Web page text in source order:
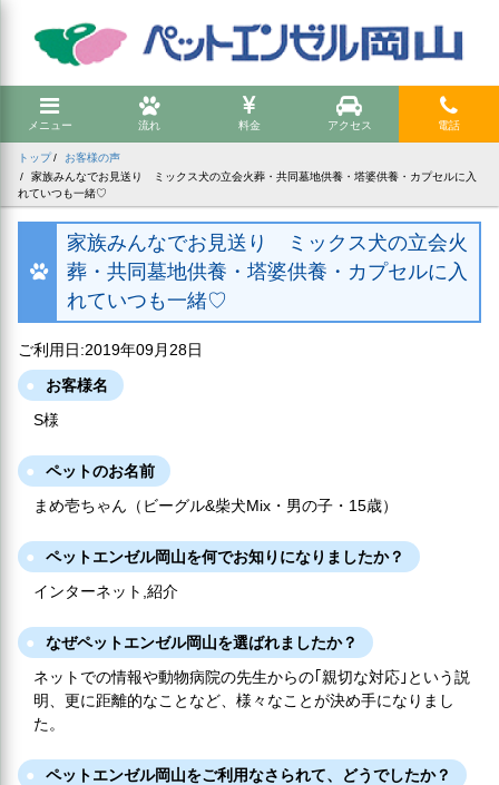
メニュー 流れ 料金 アクセス 電話
トップ
お客様の声
家族みんなでお見送り ミックス犬の立会火葬・共同墓地供養・塔婆供養・カプセルに入
れていつも一緒♡
家族みんなでお見送り ミックス犬の立会火
葬・共同墓地供養・塔婆供養・カプセルに入
れていつも一緒♡
ご利用日:2019年09月28日
お客様名
S様
ペットのお名前
まめ壱ちゃん（ビーグル&柴犬Mix・男の子・15歳）
ペットエンゼル岡山を何でお知りになりましたか？
インターネット,紹介
なぜペットエンゼル岡山を選ばれましたか？
ネットでの情報や動物病院の先生からの｢親切な対応｣という説
明、更に距離的なことなど、様々なことが決め手になりまし
た。
ペットエンゼル岡山をご利用なさられて、どうでしたか？